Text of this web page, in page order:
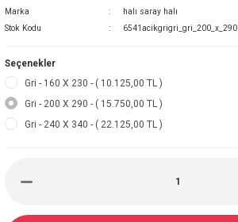
Marka
halı saray halı
Stok Kodu
6541acikgrigri_gri_200_x_290
Seçenekler
Gri - 160 X 230 - ( 10.125,00 TL )
Gri - 200 X 290 - ( 15.750,00 TL )
Gri - 240 X 340 - ( 22.125,00 TL )